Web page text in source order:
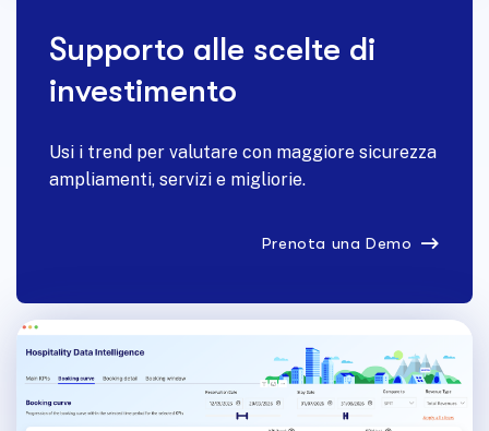
Supporto alle scelte di
investimento
Usi i trend per valutare con maggiore sicurezza
ampliamenti, servizi e migliorie.
Prenota una Demo